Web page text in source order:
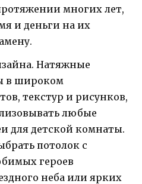
многих лет,
и деньги на их
Натяжные
в широком
текстур и рисунков,
любые
для детской комнаты.
потолок с
героев
неба или ярких